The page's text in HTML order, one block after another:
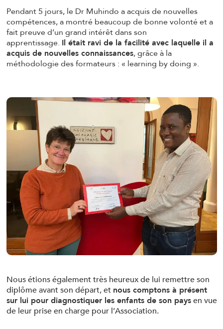
Pendant 5 jours, le Dr Muhindo a acquis de nouvelles
compétences, a montré beaucoup de bonne volonté et a
fait preuve d’un grand intérêt dans son
apprentissage. Il était ravi de la facilité avec laquelle il a
acquis de nouvelles connaissances, grâce à la
méthodologie des formateurs : « learning by doing ».
Nous étions également très heureux de lui remettre son
diplôme avant son départ, et nous comptons à présent
sur lui pour diagnostiquer les enfants de son paysen vue
de leur prise en charge pour l’Association.